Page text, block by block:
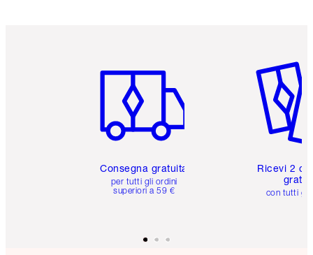
Consegna gratuita
per tutti gli ordini
superiori a 59 €
Ricevi 2
con tutti gli